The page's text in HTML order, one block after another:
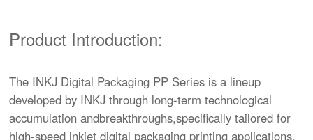
Product Introduction:
The INKJ Digital Packaging PP Series is a lineup
developed by INKJ through long-term technological
accumulation andbreakthroughs,specifically tailored for
high-speed inkjet digital packaging printing applications.